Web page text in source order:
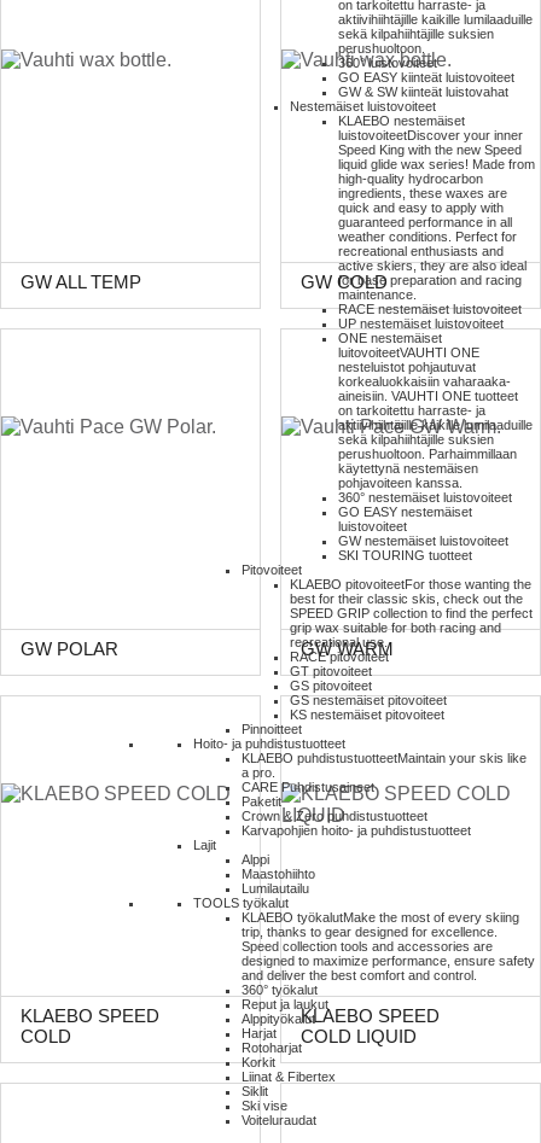
on tarkoitettu harraste- ja
aktiivihiihtäjille kaikille lumilaaduille
sekä kilpahiihtäjille suksien
perushuoltoon.
360° luistovoiteet
GO EASY kiinteät luistovoiteet
GW & SW kiinteät luistovahat
Nestemäiset luistovoiteet
KLAEBO nestemäiset
luistovoiteetDiscover your inner
Speed King with the new Speed
liquid glide wax series! Made from
high-quality hydrocarbon
ingredients, these waxes are
quick and easy to apply with
guaranteed performance in all
weather conditions. Perfect for
recreational enthusiasts and
active skiers, they are also ideal
for base preparation and racing
maintenance.
RACE nestemäiset luistovoiteet
UP nestemäiset luistovoiteet
ONE nestemäiset
luitovoiteetVAUHTI ONE
nesteluistot pohjautuvat
korkealuokkaisiin vaharaaka-
aineisiin. VAUHTI ONE tuotteet
on tarkoitettu harraste- ja
aktiivihiihtäjille kaikille lumilaaduille
sekä kilpahiihtäjille suksien
perushuoltoon. Parhaimmillaan
käytettynä nestemäisen
pohjavoiteen kanssa.
360° nestemäiset luistovoiteet
GO EASY nestemäiset
luistovoiteet
GW nestemäiset luistovoiteet
SKI TOURING tuotteet
Pitovoiteet
KLAEBO pitovoiteetFor those wanting the
best for their classic skis, check out the
SPEED GRIP collection to find the perfect
grip wax suitable for both racing and
recreational use.
RACE pitovoiteet
GT pitovoiteet
GS pitovoiteet
GS nestemäiset pitovoiteet
KS nestemäiset pitovoiteet
Pinnoitteet
Hoito- ja puhdistustuotteet
KLAEBO puhdistustuotteetMaintain your skis like
a pro.
CARE Puhdistusaineet
Paketit
Crown & Zero puhdistustuotteet
Karvapohjien hoito- ja puhdistustuotteet
Lajit
Alppi
Maastohiihto
Lumilautailu
TOOLS työkalut
KLAEBO työkalutMake the most of every skiing
trip, thanks to gear designed for excellence.
Speed collection tools and accessories are
designed to maximize performance, ensure safety
and deliver the best comfort and control.
360° työkalut
Reput ja laukut
Alppityökalut
Harjat
Rotoharjat
Korkit
Liinat & Fibertex
Siklit
Ski vise
Voiteluraudat
GW ALL TEMP GW COLD
GW POLAR GW WARM
KLAEBO SPEED
COLD
KLAEBO SPEED
COLD LIQUID